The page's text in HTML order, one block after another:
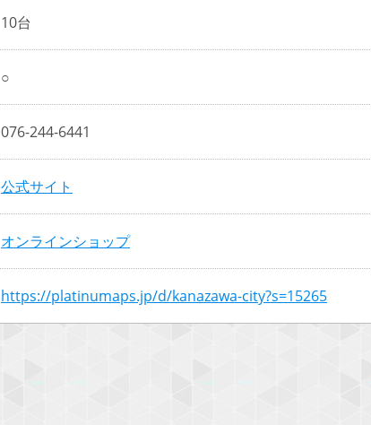
10台
○
076-244-6441
公式サイト
オンラインショップ
https://platinumaps.jp/d/kanazawa-city?s=15265